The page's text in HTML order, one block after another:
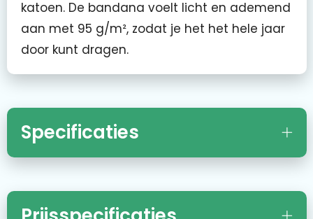
katoen. De bandana voelt licht en ademend
aan met 95 g/m², zodat je het het hele jaar
door kunt dragen.
Specificaties